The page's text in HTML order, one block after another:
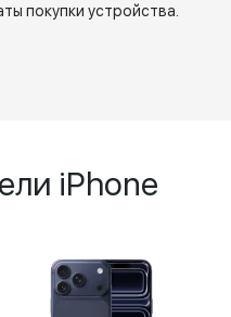
покупки устройства.
iPhone